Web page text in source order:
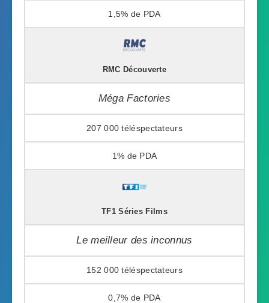
1,5%
RMC Découverte
Méga Factories
207 000
1%
TF1 Séries Films
Le meilleur des inconnus
152 000
0,7%